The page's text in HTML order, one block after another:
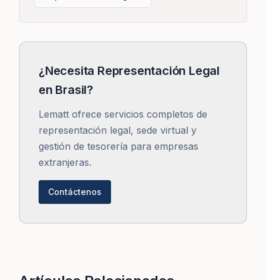
¿Necesita Representación Legal
en Brasil?
Lematt ofrece servicios completos de
representación legal, sede virtual y
gestión de tesorería para empresas
extranjeras.
Contáctenos